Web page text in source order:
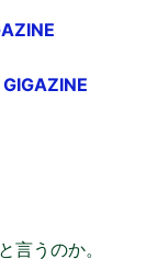
言うのか。